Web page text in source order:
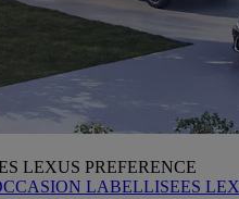
LEXUS PREFERENCE
LABELLISEES